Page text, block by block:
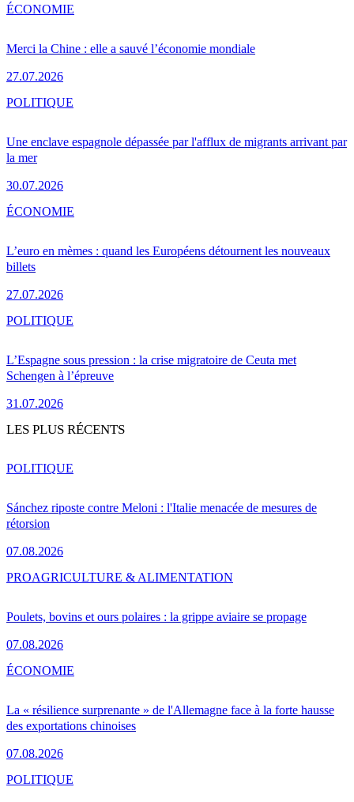
Merci la Chine : elle a sauvé l’économie mondiale
27.07.2026
ÉCONOMIE
Une enclave espagnole dépassée par l'afflux de migrants arrivant par
la mer
30.07.2026
POLITIQUE
L’euro en mèmes : quand les Européens détournent les nouveaux
billets
27.07.2026
ÉCONOMIE
L’Espagne sous pression : la crise migratoire de Ceuta met
Schengen à l’épreuve
31.07.2026
POLITIQUE
LES PLUS RÉCENTS
Sánchez riposte contre Meloni : l'Italie menacée de mesures de
rétorsion
07.08.2026
POLITIQUE
Poulets, bovins et ours polaires : la grippe aviaire se propage
07.08.2026
PROAGRICULTURE & ALIMENTATION
La « résilience surprenante » de l'Allemagne face à la forte hausse
des exportations chinoises
07.08.2026
ÉCONOMIE
POLITIQUE